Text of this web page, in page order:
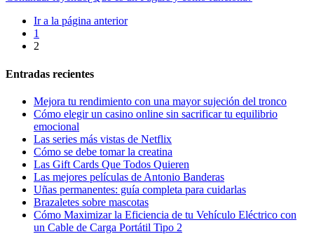
Ir a la página anterior
1
2
Entradas recientes
Mejora tu rendimiento con una mayor sujeción del tronco
Cómo elegir un casino online sin sacrificar tu equilibrio
emocional
Las series más vistas de Netflix
Cómo se debe tomar la creatina
Las Gift Cards Que Todos Quieren
Las mejores películas de Antonio Banderas
Uñas permanentes: guía completa para cuidarlas
Brazaletes sobre mascotas
Cómo Maximizar la Eficiencia de tu Vehículo Eléctrico con
un Cable de Carga Portátil Tipo 2